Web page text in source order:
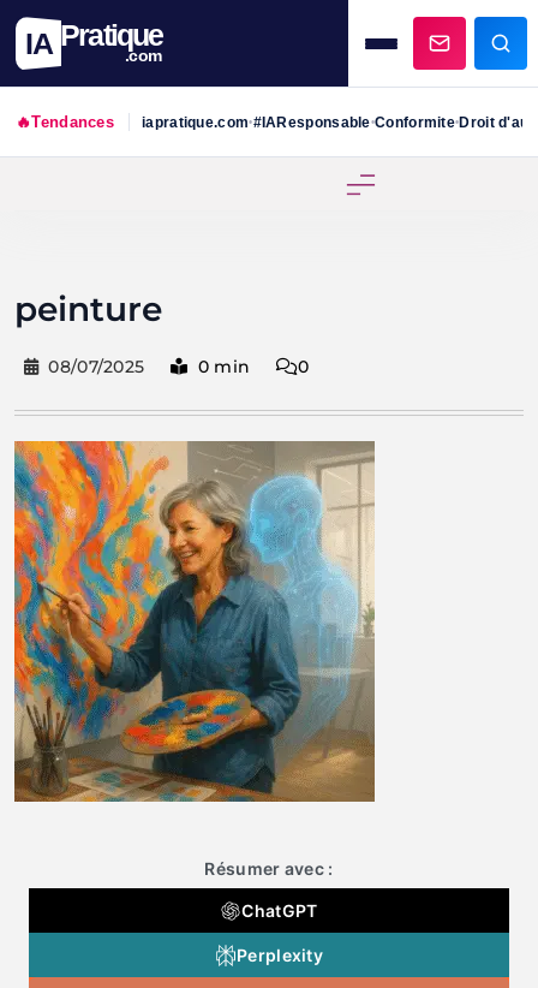
IA Pratique
.com
🔥Tendances iapratique.com•#IAResponsable•Conformite•Droit
peinture
08/07/2025 0 min 0
Résumer avec :
ChatGPT
Perplexity